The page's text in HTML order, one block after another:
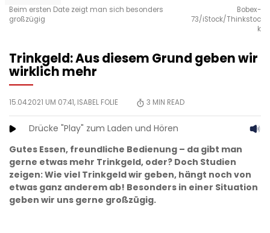
Beim ersten Date zeigt man sich besonders
großzügig
Bobex-
73/iStock/Thinkstoc
k
Trinkgeld: Aus diesem Grund geben wir
wirklich mehr
15.04.2021 UM 07:41, ISABEL FOLIE 3 MIN READ
Drücke "Play" zum Laden und Hören
Gutes Essen, freundliche Bedienung – da gibt man
gerne etwas mehr Trinkgeld, oder? Doch Studien
zeigen: Wie viel Trinkgeld wir geben, hängt noch von
etwas ganz anderem ab! Besonders in einer Situation
geben wir uns gerne großzügig.